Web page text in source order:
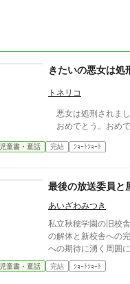
きたいの悪女は処
トネリコ
悪女は処刑されま
おめでとう。おめ
児童書・童話 完結 ｼｮｰﾄｼｮｰﾄ
最後の放送委員と
あいざわみつき
私立秋穂学園の旧校
の解体と新校舎への
への期待に湧く周囲
とパートナーの優斗
まう寂しさを拭えずにいた。 ある日、2
児童書・童話 完結 ｼｮｰﾄｼｮｰﾄ